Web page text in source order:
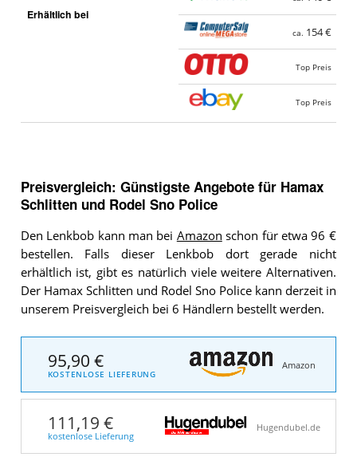
Erhältlich bei
ca. 154 €
Top Preis
Top Preis
Preisvergleich: Günstigste Angebote für Hamax
Schlitten und Rodel Sno Police
Den Lenkbob kann man bei Amazon schon für etwa 96 €
bestellen. Falls dieser Lenkbob dort gerade nicht
erhältlich ist, gibt es natürlich viele weitere Alternativen.
Der Hamax Schlitten und Rodel Sno Police kann derzeit in
unserem Preisvergleich bei 6 Händlern bestellt werden.
95,90 €
KOSTENLOSE LIEFERUNG
Amazon
111,19 €
kostenlose Lieferung
Hugendubel.de